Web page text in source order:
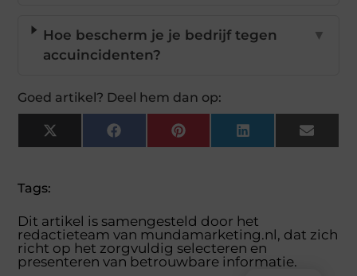
Hoe bescherm je je bedrijf tegen
accuincidenten?
▼
Goed artikel? Deel hem dan op:
X
(Twitter)
FacebookPinterestLinkedInEmail
Tags:
Dit artikel is samengesteld door het
redactieteam van mundamarketing.nl, dat zich
richt op het zorgvuldig selecteren en
presenteren van betrouwbare informatie.